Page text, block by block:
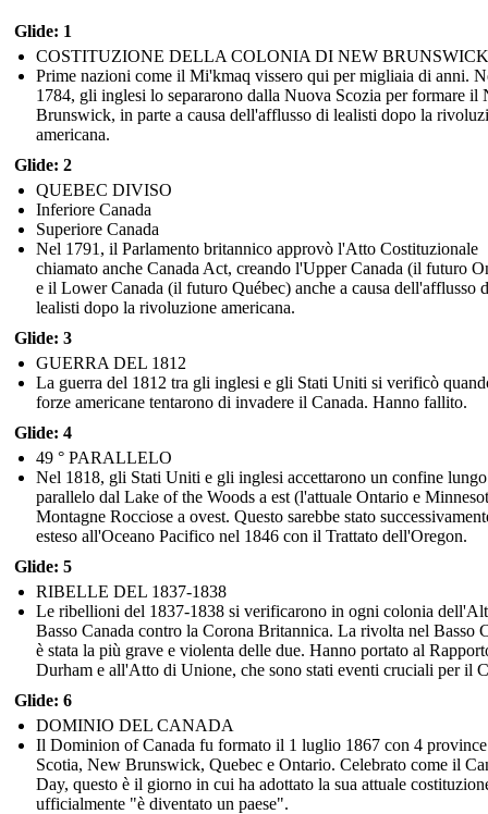
Glide: 1
COSTITUZIONE DELLA COLONIA DI NEW BRUNSWICK
Prime nazioni come il Mi'kmaq vissero qui per migliaia di anni.
1784, gli inglesi lo separarono dalla Nuova Scozia per formare il
Brunswick, in parte a causa dell'afflusso di lealisti dopo la
americana.
Glide: 2
QUEBEC DIVISO
Inferiore Canada
Superiore Canada
Nel 1791, il Parlamento britannico approvò l'Atto Costituzionale
chiamato anche Canada Act, creando l'Upper Canada (il futuro
e il Lower Canada (il futuro Québec) anche a causa dell'afflusso
lealisti dopo la rivoluzione americana.
Glide: 3
GUERRA DEL 1812
La guerra del 1812 tra gli inglesi e gli Stati Uniti si verificò
forze americane tentarono di invadere il Canada. Hanno fallito.
Glide: 4
49 ° PARALLELO
Nel 1818, gli Stati Uniti e gli inglesi accettarono un confine
parallelo dal Lake of the Woods a est (l'attuale Ontario e
Montagne Rocciose a ovest. Questo sarebbe stato
esteso all'Oceano Pacifico nel 1846 con il Trattato dell'Oregon.
Glide: 5
RIBELLE DEL 1837-1838
Le ribellioni del 1837-1838 si verificarono in ogni colonia
Basso Canada contro la Corona Britannica. La rivolta nel Basso
è stata la più grave e violenta delle due. Hanno portato al
Durham e all'Atto di Unione, che sono stati eventi cruciali per il
Glide: 6
DOMINIO DEL CANADA
Il Dominion of Canada fu formato il 1 luglio 1867 con 4
Scotia, New Brunswick, Quebec e Ontario. Celebrato come il
Day, questo è il giorno in cui ha adottato la sua attuale
ufficialmente "è diventato un paese".